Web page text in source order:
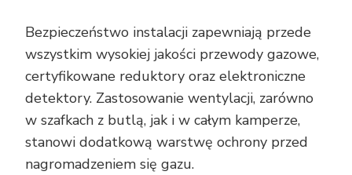
Bezpieczeństwo instalacji zapewniają przede
wszystkim wysokiej jakości przewody gazowe,
certyfikowane reduktory oraz elektroniczne
detektory. Zastosowanie wentylacji, zarówno
w szafkach z butlą, jak i w całym kamperze,
stanowi dodatkową warstwę ochrony przed
nagromadzeniem się gazu.